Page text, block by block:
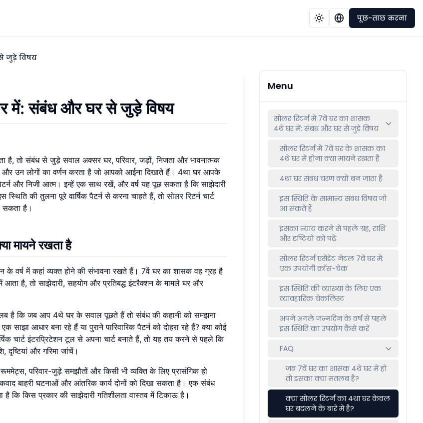
पूछ-ताछ करना
जुड़े विषय
में: संबंध और घर से जुड़े विषय
है, तो संबंध से जुड़े सवाल अक्सर घर, परिवार, जड़ों, निजता और भावनात्मक
उन लोगों का वर्णन करता है जो आपको आईना दिखाते हैं। 4था घर आपके
और निजी आत्म। इन्हें एक साथ रखें, और वर्ष यह पूछ सकता है कि साझेदारी
की तुलना पूरे वार्षिक पैटर्न से करना चाहते हैं, तोसोलर रिटर्न चार्ट
सकता है।
मायने रखता है
के वर्ष में कहां व्यक्त होने की संभावना रखते हैं। 7वें घर का शासक वह ग्रह है
आता है, तो साझेदारी, सहयोग और प्रतिबद्ध इंटरैक्शन के मामले घर और
है कि जब आप 4थे घर के सवाल पूछते हैं तो संबंध की कहानी को समझना
आधार बना रहे हैं या पुराने पारिवारिक पैटर्न को दोहरा रहे हैं? क्या कोई
चार्ट इंटरप्रिटेशन टूल से अपना चार्ट बनाते हैं, तो यह तय करने से पहले कि
दृष्टियां और गरिमा जांचें।
रूममेट्स, परिवार-जुड़े समझौतों और किसी भी व्यक्ति के लिए प्रासंगिक हो
बाहरी घटनाओं और आंतरिक कार्य दोनों को दिखा सकता है। एक संबंध
कि किस प्रकार की साझेदारी गतिशीलता वास्तव में टिकाऊ है।
Menu
सोलर रिटर्न में 7वें घर का शासक
4थे घर में: संबंध और घर से जुड़े विषय
सोलर रिटर्न में 7वें घर के शासक का
4थे घर में होना क्या मायने रखता है
4था घर संबंध चरण क्यों बन जाता है
इस स्थिति के सामान्य संबंध विषय जो
आ सकते हैं
इसका न्याय करने से पहले ग्रह, राशि
और दृष्टियों को पढ़ें
सोलर रिटर्न एसेंडेंट नेटल 7वें घर में:
एक उपयोगी क्रॉस-चेक
इस स्थिति की व्याख्या के लिए एक
व्यावहारिक चेकलिस्ट
अपने अगले जन्मदिन के वर्ष से पहले
इस स्थिति का उपयोग कैसे करें
FAQ
जब 7वें घर का शासक 4थे घर में हो
तो इसका क्या मतलब है?
क्या सोलर रिटर्न का 4था घर केवल
घर बदलने के बारे में है?